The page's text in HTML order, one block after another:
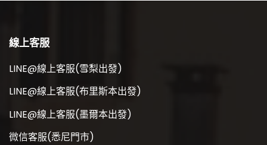
線上客服
LINE@線上客服(雪梨出發)
LINE@線上客服(布里斯本出發)
LINE@線上客服(墨爾本出發)
微信客服(悉尼門市)